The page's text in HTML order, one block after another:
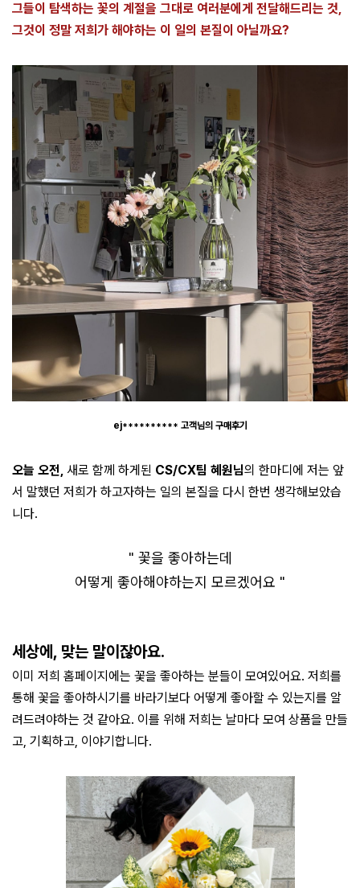
그들이 탐색하는 꽃의 계절을 그대로 여러분에게 전달해드리는 것,
그것이 정말 저희가 해야하는 이 일의 본질이 아닐까요?
ej********** 고객님의 구매후기
오늘 오전, 새로 함께 하게된 CS/CX팀 혜원님의 한마디에 저는 앞
서 말했던 저희가 하고자하는 일의 본질을 다시 한번 생각해보았습
니다.
" 꽃을 좋아하는데
어떻게 좋아해야하는지 모르겠어요 "
세상에, 맞는 말이잖아요.
이미 저희 홈페이지에는 꽃을 좋아하는 분들이 모여있어요. 저희를
통해 꽃을 좋아하시기를 바라기보다 어떻게 좋아할 수 있는지를 알
려드려야하는 것 같아요. 이를 위해 저희는 날마다 모여 상품을 만들
고, 기획하고, 이야기합니다.